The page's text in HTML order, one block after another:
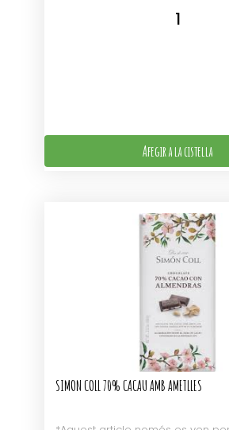
Afegir a la cistella
SIMON COLL 70% CACAU AMB AMETLLES